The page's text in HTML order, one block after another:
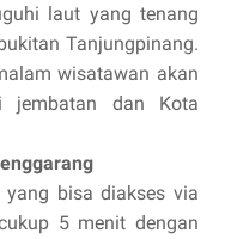
laut yang tenang
Tanjungpinang.
wisatawan akan
jembatan dan Kota
bisa diakses via
5 menit dengan